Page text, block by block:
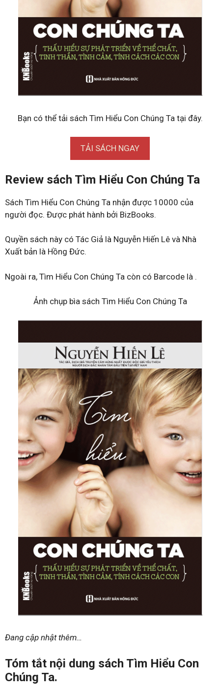
Bạn có thể tải sách Tìm Hiểu Con Chúng Ta tại đây.
TẢI SÁCH NGAY
Review sách Tìm Hiểu Con Chúng Ta
Sách Tìm Hiểu Con Chúng Ta nhận được 10000 của
người đọc. Được phát hành bởi BizBooks.
Quyền sách này có Tác Giả là Nguyễn Hiến Lê và Nhà
Xuất bản là Hồng Đức.
Ngoài ra, Tìm Hiểu Con Chúng Ta còn có Barcode là .
Ảnh chụp bìa sách Tìm Hiểu Con Chúng Ta
Đang cập nhật thêm…
Tóm tắt nội dung sách Tìm Hiểu Con
Chúng Ta.